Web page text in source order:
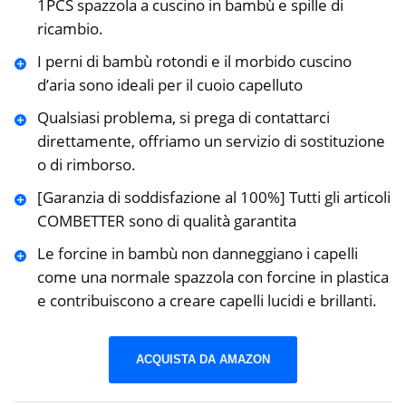
1PCS spazzola a cuscino in bambù e spille di
ricambio.
I perni di bambù rotondi e il morbido cuscino
d’aria sono ideali per il cuoio capelluto
Qualsiasi problema, si prega di contattarci
direttamente, offriamo un servizio di sostituzione
o di rimborso.
[Garanzia di soddisfazione al 100%] Tutti gli articoli
COMBETTER sono di qualità garantita
Le forcine in bambù non danneggiano i capelli
come una normale spazzola con forcine in plastica
e contribuiscono a creare capelli lucidi e brillanti.
ACQUISTA DA AMAZON